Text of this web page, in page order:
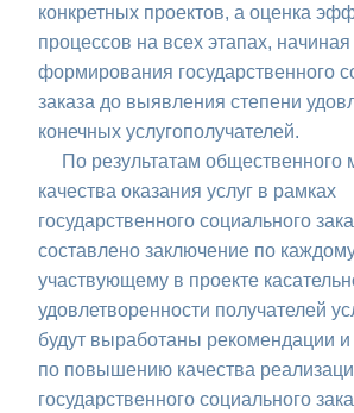
конкретных проектов, а оценка
процессов на всех этапах, начиная
формирования государственного
заказа до выявления степени
конечных услугополучателей.
По результатам общественного
качества оказания услуг в рамках
государственного социального
составлено заключение по
участвующему в проекте
удовлетворенности получателей
будут выработаны рекомендации
по повышению качества
государственного социального